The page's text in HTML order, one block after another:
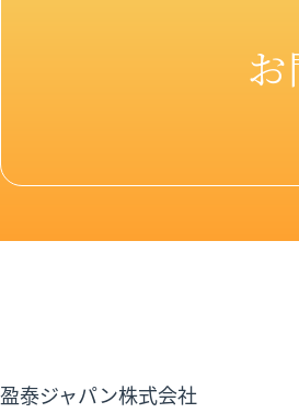
盈泰ジャパン株式会社